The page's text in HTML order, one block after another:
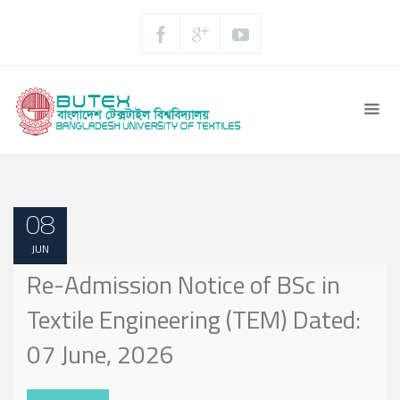
08
JUN
Re-Admission Notice of BSc in
Textile Engineering (TEM) Dated:
07 June, 2026